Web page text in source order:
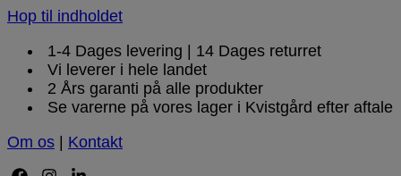
Hop til indholdet
1-4 Dages levering | 14 Dages returret
Vi leverer i hele landet
2 Års garanti på alle produkter
Se varerne på vores lager i Kvistgård efter aftale
Om os
Kontakt